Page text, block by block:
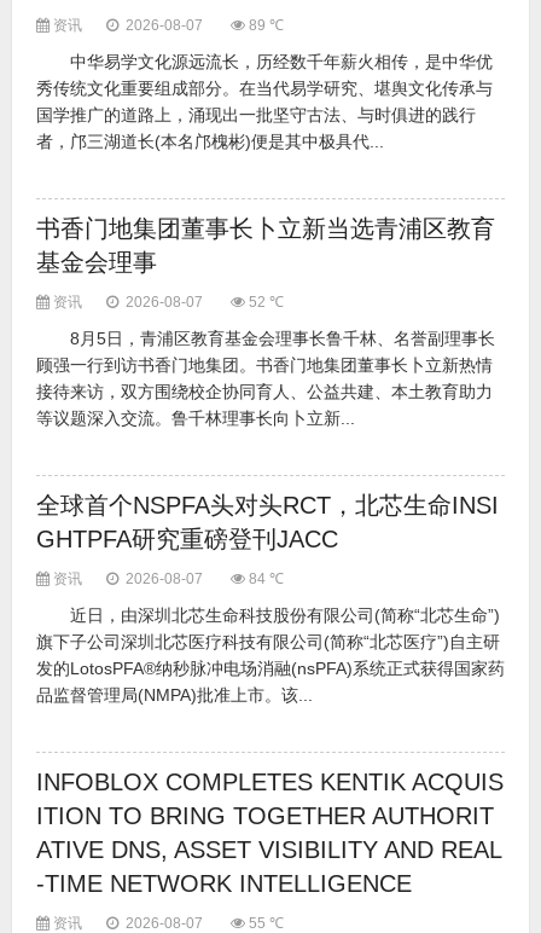
资讯 2026-08-07 89 ℃
中华易学文化源远流长，历经数千年薪火相传，是中华优
秀传统文化重要组成部分。在当代易学研究、堪舆文化传承与
国学推广的道路上，涌现出一批坚守古法、与时俱进的践行
者，邝三湖道长(本名邝槐彬)便是其中极具代...
书香门地集团董事长卜立新当选青浦区教育
基金会理事
资讯 2026-08-07 52 ℃
8月5日，青浦区教育基金会理事长鲁千林、名誉副理事长
顾强一行到访书香门地集团。书香门地集团董事长卜立新热情
接待来访，双方围绕校企协同育人、公益共建、本土教育助力
等议题深入交流。鲁千林理事长向卜立新...
全球首个NSPFA头对头RCT，北芯生命INSI
GHTPFA研究重磅登刊JACC
资讯 2026-08-07 84 ℃
近日，由深圳北芯生命科技股份有限公司(简称“北芯生命”)
旗下子公司深圳北芯医疗科技有限公司(简称“北芯医疗”)自主研
发的LotosPFA®纳秒脉冲电场消融(nsPFA)系统正式获得国家药
品监督管理局(NMPA)批准上市。该...
INFOBLOX COMPLETES KENTIK ACQUIS
ITION TO BRING TOGETHER AUTHORIT
ATIVE DNS, ASSET VISIBILITY AND REAL
-TIME NETWORK INTELLIGENCE
资讯 2026-08-07 55 ℃